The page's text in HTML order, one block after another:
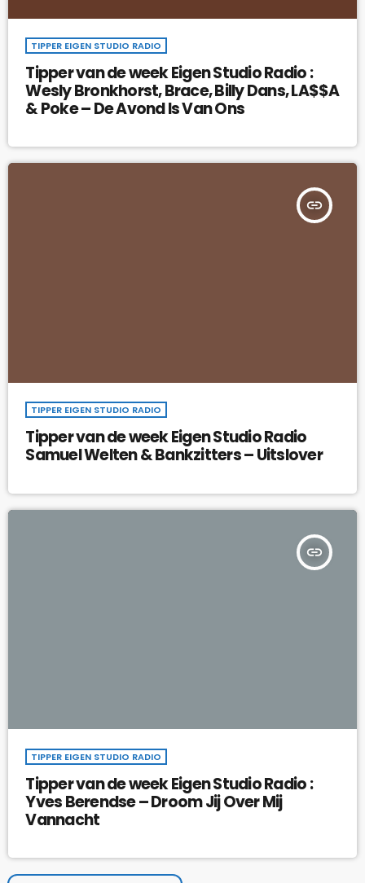
TIPPER EIGEN STUDIO RADIO
Tipper van de week Eigen Studio Radio :
Wesly Bronkhorst, Brace, Billy Dans, LA$$A
& Poke – De Avond Is Van Ons
insert_link
TIPPER EIGEN STUDIO RADIO
Tipper van de week Eigen Studio Radio
Samuel Welten & Bankzitters – Uitslover
insert_link
TIPPER EIGEN STUDIO RADIO
Tipper van de week Eigen Studio Radio :
Yves Berendse – Droom Jij Over Mij
Vannacht